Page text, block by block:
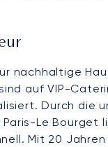
nachhaltige
auf VIP-
Durch die
Paris-Le Bourget
Mit 20 Jahren